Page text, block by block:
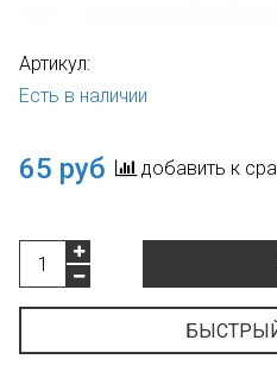
Артикул:
Есть в наличии
65 руб добавить к